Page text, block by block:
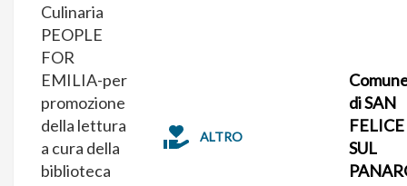
Culinaria
PEOPLE
FOR
EMILIA-per
promozione
della lettura
a cura della
biblioteca
ALTRO
di SAN
FELICE
SUL